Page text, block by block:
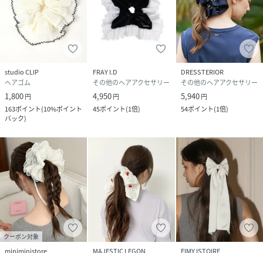
studio CLIP
ヘアゴム
1,800円
163ポイント(10%ポイント
バック)
FRAY I.D
その他のヘアアクセサリー
4,950円
45ポイント(1倍)
DRESSTERIOR
その他のヘアアクセサリー
5,940円
54ポイント(1倍)
クーポン対象
miniministore MAJESTIC LEGON EIMY ISTOIRE